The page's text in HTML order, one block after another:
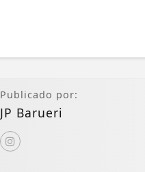
Publicado por:
JP Barueri